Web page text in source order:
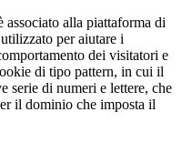
associato alla piattaforma di
per aiutare i
dei visitatori e
di tipo pattern, in cui il
serie di numeri e lettere, che
il dominio che imposta il